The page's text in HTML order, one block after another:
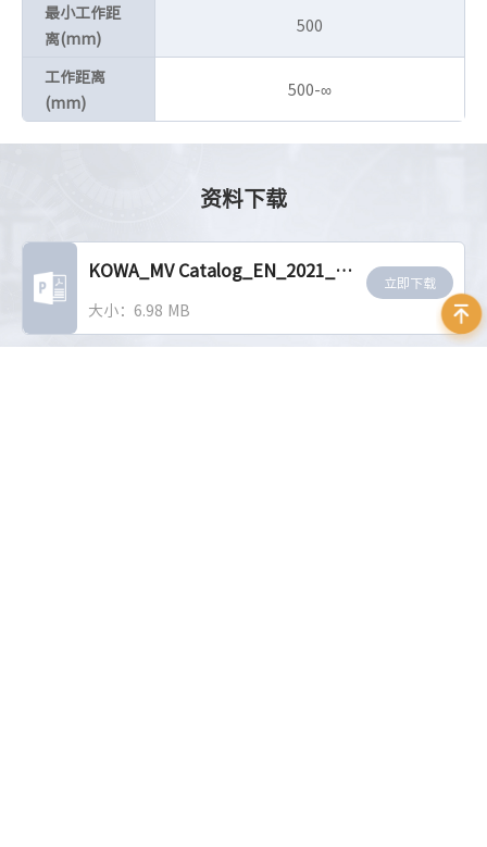
最小工作距
离(mm)
500
工作距离
(mm)
500-∞
资料下载
KOWA_MV Catalog_EN_2021_ver.2.0
大小：6.98 MB
立即下载